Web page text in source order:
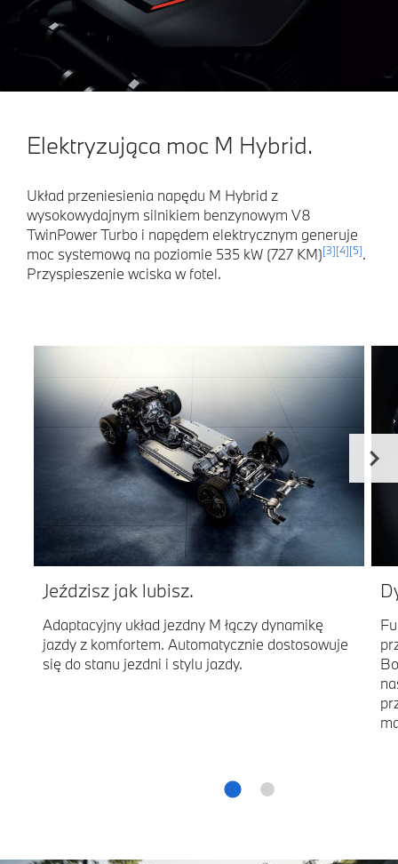
Elektryzująca moc M Hybrid.
Układ przeniesienia napędu M Hybrid z
wysokowydajnym silnikiem benzynowym V8
TwinPower Turbo i napędem elektrycznym generuje
moc systemową na poziomie 535 kW (727 KM)[3][4][5].
Przyspieszenie wciska w fotel.
Jeździsz jak lubisz.
Adaptacyjny układ jezdny M łączy dynamikę
jazdy z komfortem. Automatycznie dostosowuje
się do stanu jezdni i stylu jazdy.